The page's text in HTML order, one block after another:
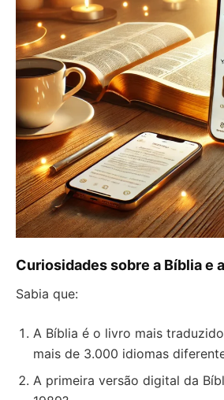
Curiosidades sobre a Bíblia e
Sabia que:
A Bíblia é o livro mais
mais de 3.000 idiomas
A primeira versão digital da